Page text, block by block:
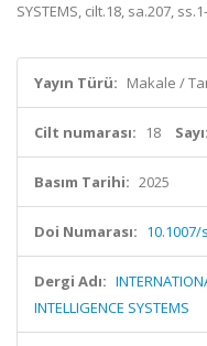
SYSTEMS, cilt.18, sa.207,
Yayın Türü: Makale /
Cilt numarası: 18 Sayı:
Basım Tarihi: 2025
Doi Numarası: 10.1007/
Dergi Adı:
INTELLIGENCE SYSTEMS